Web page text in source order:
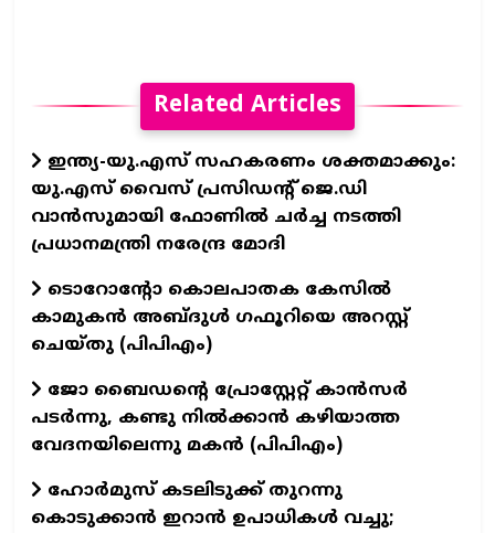
Related Articles
ഇന്ത്യ-യു.എസ് സഹകരണം ശക്തമാക്കും:
യു.എസ് വൈസ് പ്രസിഡന്റ് ജെ.ഡി
വാൻസുമായി ഫോണിൽ ചർച്ച നടത്തി
പ്രധാനമന്ത്രി നരേന്ദ്ര മോദി
ടൊറോന്റോ കൊലപാതക കേസിൽ
കാമുകൻ അബ്‌ദുൾ ഗഫൂറിയെ അറസ്റ്റ്
ചെയ്തു (പിപിഎം)
ജോ ബൈഡന്റെ പ്രോസ്റ്റേറ്റ് കാൻസർ
പടർന്നു, കണ്ടു നിൽക്കാൻ കഴിയാത്ത
വേദനയിലെന്നു മകൻ (പിപിഎം)
ഹോർമുസ് കടലിടുക്ക് തുറന്നു
കൊടുക്കാൻ ഇറാൻ ഉപാധികൾ വച്ചു;